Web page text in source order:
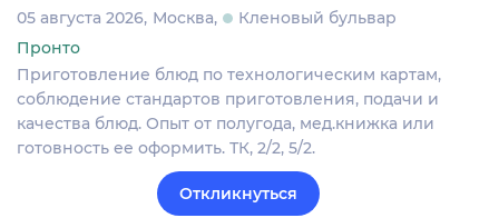
05 августа 2026 Москва
Кленовый бульвар
Пронто
Приготовление блюд по технологическим картам,
соблюдение стандартов приготовления, подачи и
качества блюд. Опыт от полугода, мед.книжка или
готовность ее оформить. ТК, 2/2, 5/2.
Откликнуться